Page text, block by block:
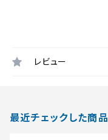
レビュー
最近チェックした商品